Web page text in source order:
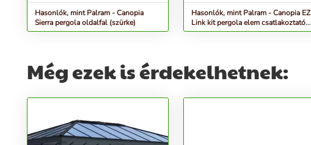
Hasonlók, mint Palram - Canopia
Sierra pergola oldalfal (szürke)
Hasonlók, mint Palram - Canopia EZ
Link kit pergola elem csatlakoztató
szett (fehér)
Még ezek is érdekelhetnek: